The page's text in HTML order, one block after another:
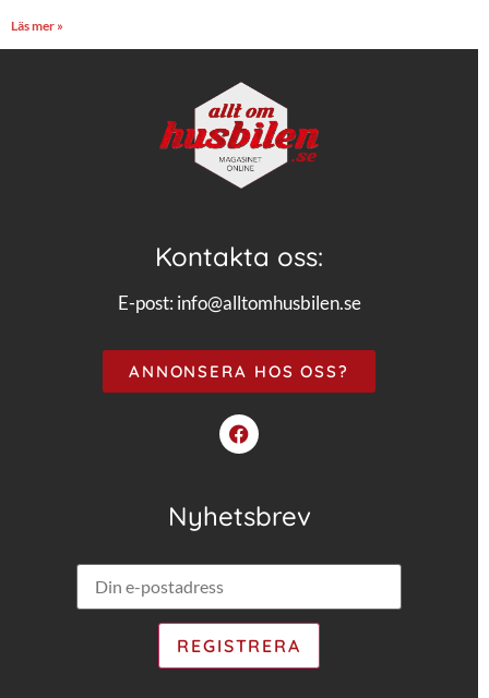
Läs mer »
Kontakta oss:
E-post: info@alltomhusbilen.se
ANNONSERA HOS OSS?
Nyhetsbrev